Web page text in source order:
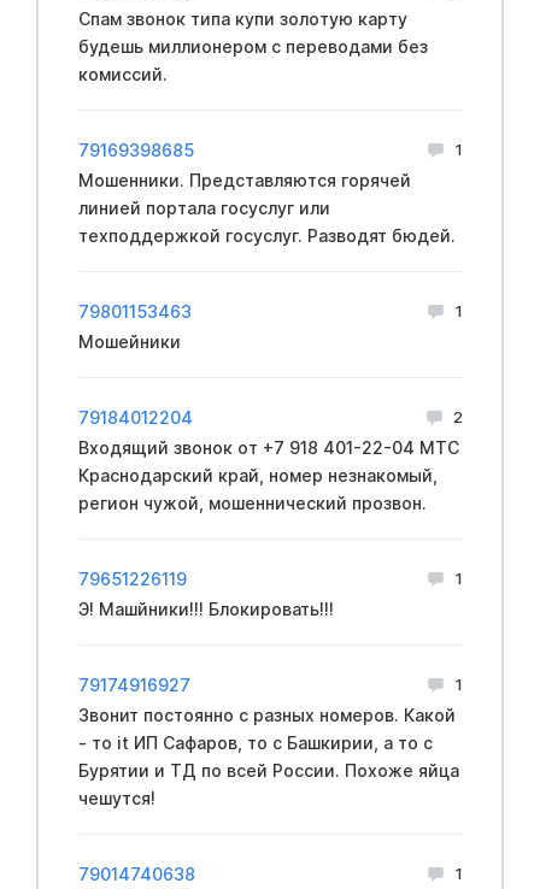
Спам звонок типа купи золотую карту
будешь миллионером с переводами без
комиссий.
79169398685 1
Мошенники. Представляются горячей
линией портала госуслуг или
техподдержкой госуслуг. Разводят бюдей.
79801153463 1
Мошейники
79184012204 2
Входящий звонок от +7 918 401-22-04 МТС
Краснодарский край, номер незнакомый,
регион чужой, мошеннический прозвон.
79651226119 1
Э! Машйники!!! Блокировать!!!
79174916927 1
Звонит постоянно с разных номеров. Какой
- то it ИП Сафаров, то с Башкирии, а то с
Бурятии и ТД по всей России. Похоже яйца
чешутся!
79014740638 1